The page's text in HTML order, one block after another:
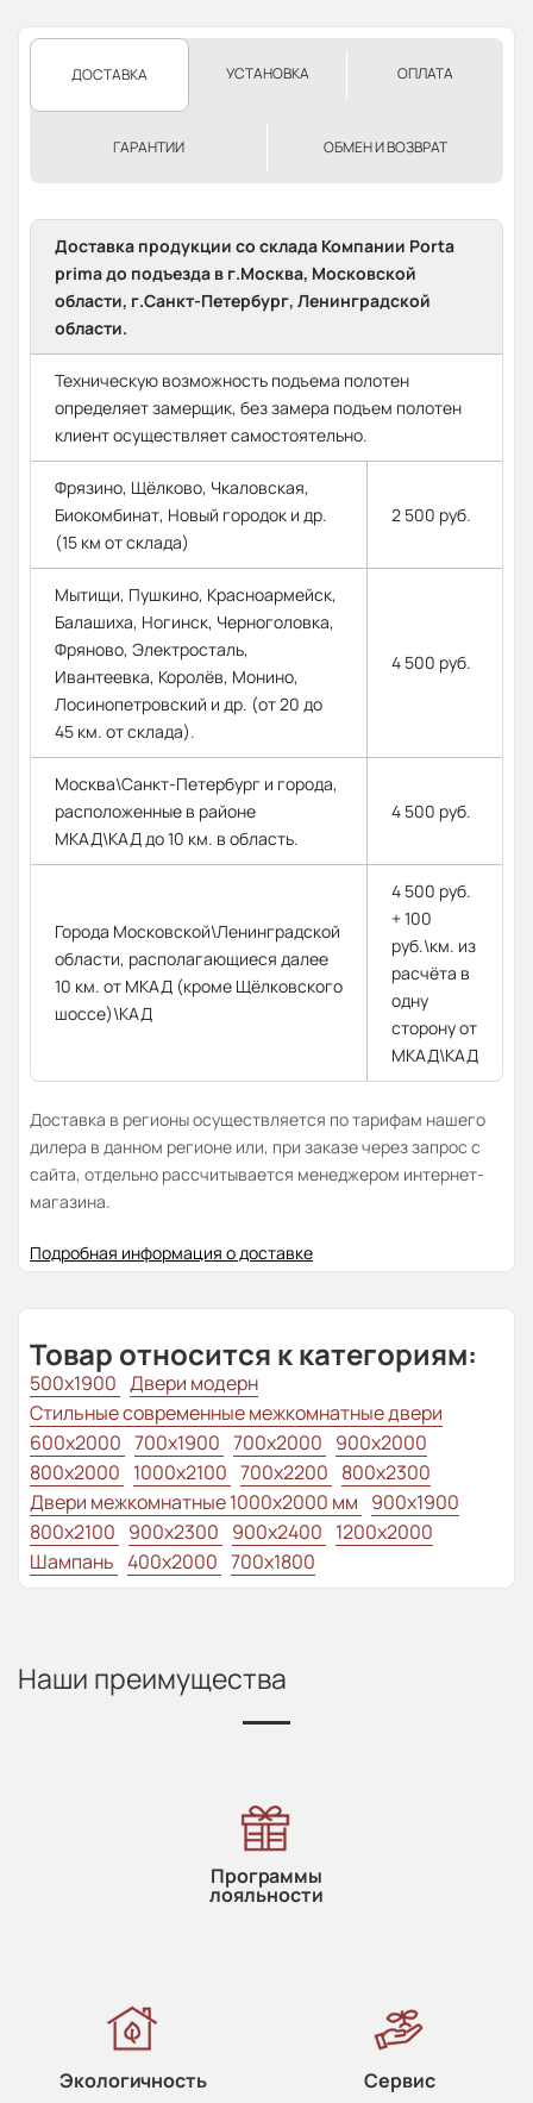
ДОСТАВКА УСТАНОВКА ОПЛАТА
ГАРАНТИИ ОБМЕН И ВОЗВРАТ
Доставка продукции со склада Компании Porta
prima до подъезда в г.Москва, Московской
области, г.Санкт-Петербург, Ленинградской
области.
Техническую возможность подъема полотен
определяет замерщик, без замера подъем полотен
клиент осуществляет самостоятельно.
Фрязино, Щёлково, Чкаловская,
Биокомбинат, Новый городок и др.
(15 км от склада)
2 500 руб.
Мытищи, Пушкино, Красноармейск,
Балашиха, Ногинск, Черноголовка,
Фряново, Электросталь,
Ивантеевка, Королёв, Монино,
Лосинопетровский и др. (от 20 до
45 км. от склада).
4 500 руб.
Москва\Санкт-Петербург и города,
расположенные в районе
МКАД\КАД до 10 км. в область.
4 500 руб.
Города Московской\Ленинградской
области, располагающиеся далее
10 км. от МКАД (кроме Щёлковского
шоссе)\КАД
4 500 руб.
+ 100
руб.\км. из
расчёта в
одну
сторону от
МКАД\КАД
Доставка в регионы осуществляется по тарифам нашего
дилера в данном регионе или, при заказе через запрос с
сайта, отдельно рассчитывается менеджером интернет-
магазина.
Подробная информация о доставке
Товар относится к категориям:
500x1900 Двери модерн
Стильные современные межкомнатные двери
600x2000 700x1900 700x2000 900x2000
800x2000 1000x2100 700x2200 800x2300
Двери межкомнатные 1000х2000 мм 900x1900
800x2100 900x2300 900x2400 1200x2000
Шампань 400x2000 700x1800
Наши преимущества
Программы
лояльности
Экологичность Сервис